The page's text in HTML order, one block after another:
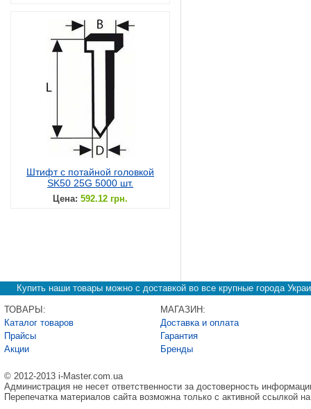
Штифт с потайной головкой
SK50 25G 5000 шт.
Цена: 592.12 грн.
Купить наши товары можно с доставкой во все крупные города
ТОВАРЫ:
Каталог товаров
Прайсы
Акции
МАГАЗИН:
Доставка и оплата
Гарантия
Бренды
© 2012-2013 i-Master.com.ua
Администрация не несет ответственности за достоверность
Перепечатка материалов сайта возможна только с активной ссылкой